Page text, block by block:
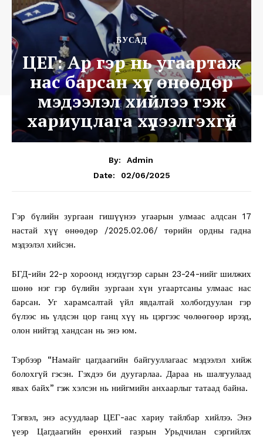
БУСАД
ЦЕГ: Ар гэр нь угаартаж
нас барсан хүүг өнөөдөр
мэдээлэл хийлээ гэж
хариуцлага хүлээлгэхгүй
By:
Admin
Date:
02/06/2025
Гэр бүлийн зургаан гишүүнээ угаарын улмаас алдсан 17
настай хүү өнөөдөр /2025.02.06/ төрийн ордны гадна
мэдээлэл хийсэн.
БГД-ийн 22-р хороонд нэгдүгээр сарын 23-24-нийг шилжих
шөнө нэг гэр бүлийн зургаан хүн угаартсаны улмаас нас
барсан. Уг харамсалтай үйл явдалтай холбогдуулан гэр
бүлээс нь үлдсэн цор ганц хүү нь цэргээс чөлөөгөөр ирээд,
олон нийтэд хандсан нь энэ юм.
Тэрбээр “Намайг цагдаагийн байгууллагаас мэдээлэл хийж
болохгүй гэсэн. Гэхдээ би дуугарлаа. Дараа нь шалгуулаад
явах байх” гэж хэлсэн нь нийгмийн анхаарлыг татаад байна.
Тэгвэл, энэ асуудлаар ЦЕГ-аас хариу тайлбар хийлээ. Энэ
үеэр Цагдаагийн ерөнхий газрын Урьдчилан сэргийлэх